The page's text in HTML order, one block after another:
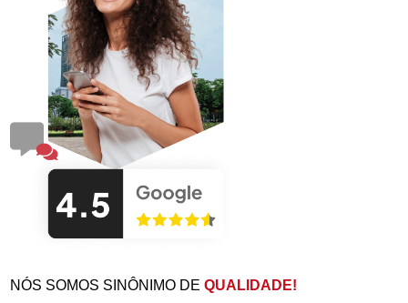
NÓS SOMOS SINÔNIMO DEQUALIDADE!